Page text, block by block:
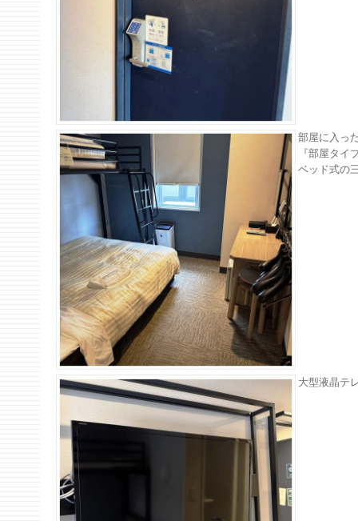
部屋に入っ
『部屋タイ
ベッド式の
大型液晶テ